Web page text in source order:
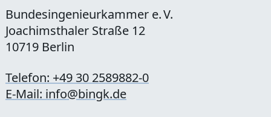
Bundesingenieurkammer e. V.
Joachimsthaler Straße 12
10719 Berlin
Telefon: +49 30 2589882-0
E-Mail: info@bingk.de